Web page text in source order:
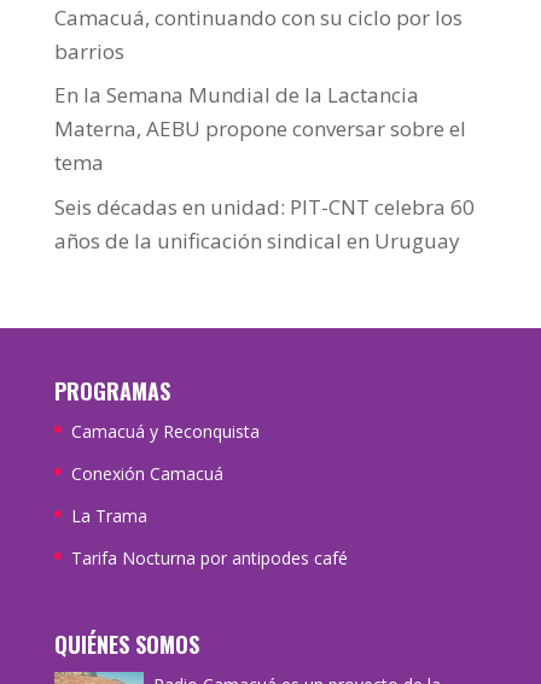
Camacuá, continuando con su ciclo por los
barrios
En la Semana Mundial de la Lactancia
Materna, AEBU propone conversar sobre el
tema
Seis décadas en unidad: PIT-CNT celebra 60
años de la unificación sindical en Uruguay
PROGRAMAS
Camacuá y Reconquista
Conexión Camacuá
La Trama
Tarifa Nocturna por antipodes café
QUIÉNES SOMOS